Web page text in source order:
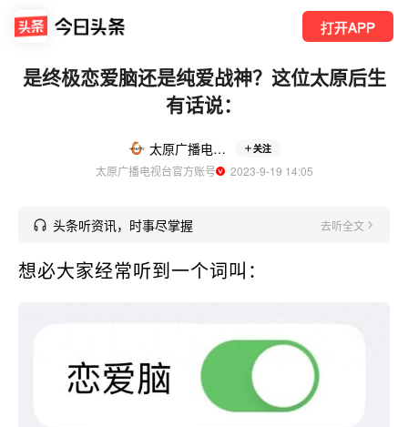
打开APP
是终极恋爱脑还是纯爱战神？这位太原后生
有话说：
太原广播电视台 关注
太原广播电视台官方账号
  2023-9-19 14:05
头条听资讯，时事尽掌握 去听全文
想必大家经常听到一个词叫：